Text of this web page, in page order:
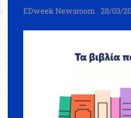
EDweek Newsroom 28/03/